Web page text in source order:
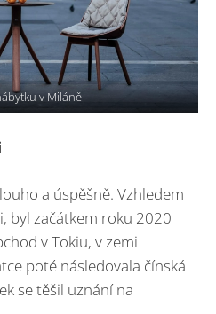
v Miláně
a úspěšně. Vzhledem
byl začátkem roku 2020
v Tokiu, v zemi
poté následovala čínská
se těšil uznání na